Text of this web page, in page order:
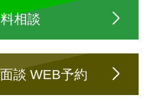
相談
談 WEB予約